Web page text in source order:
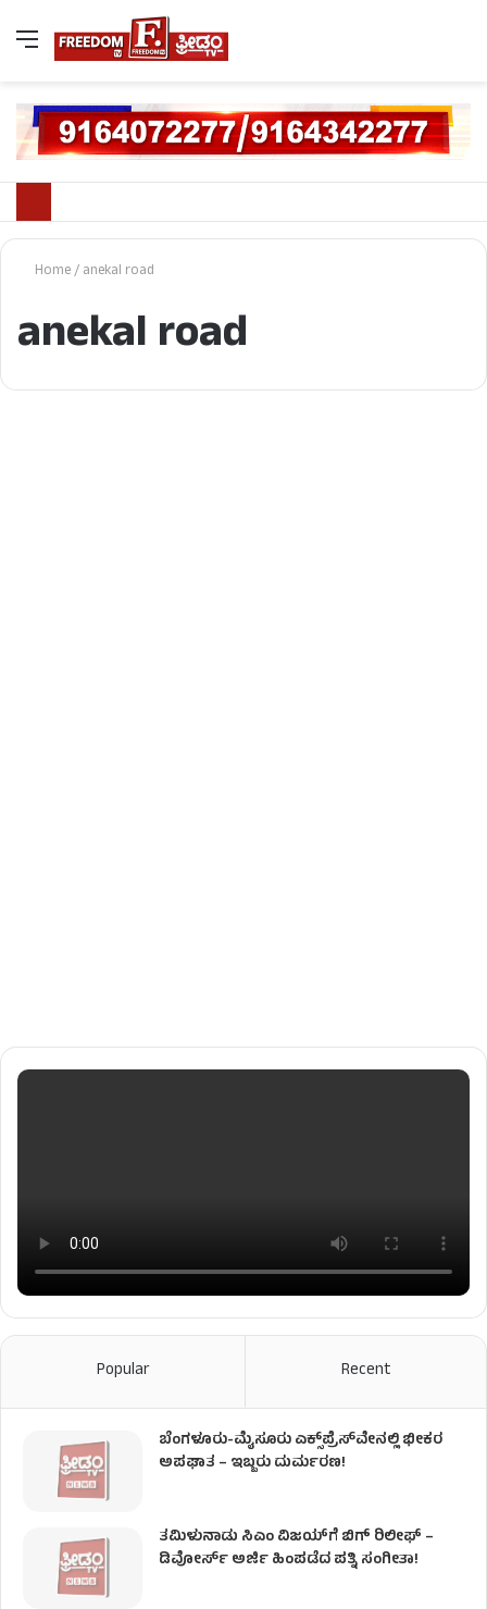
Home/anekal road
anekal road
Popular Recent
ಬೆಂಗಳೂರು-ಮೈಸೂರು ಎಕ್ಸ್‌ಪ್ರೆಸ್‌ವೇನಲ್ಲಿ ಭೀಕರ
ಅಪಘಾತ – ಇಬ್ಬರು ದುರ್ಮರಣ!
ತಮಿಳುನಾಡು ಸಿಎಂ ವಿಜಯ್‌ಗೆ ಬಿಗ್ ರಿಲೀಫ್ –
ಡಿವೋರ್ಸ್ ಅರ್ಜಿ ಹಿಂಪಡೆದ ಪತ್ನಿ ಸಂಗೀತಾ!